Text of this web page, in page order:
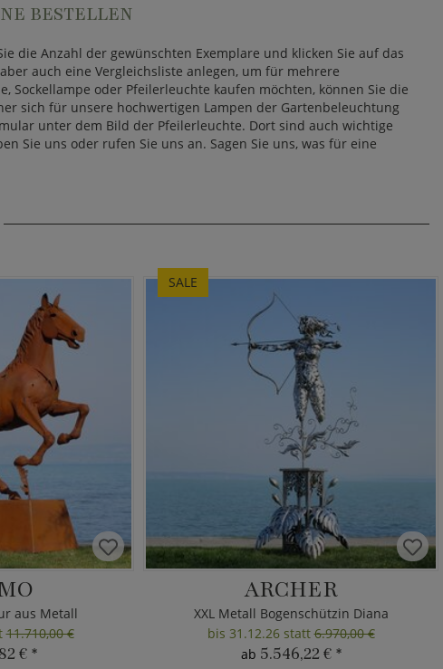
BESTELLEN
die Anzahl der gewünschten Exemplare und klicken Sie auf das
auch eine Vergleichsliste anlegen, um für mehrere
oder Pfeilerleuchte kaufen möchten, können Sie die
sich für unsere hochwertigen Lampen der Gartenbeleuchtung
unter dem Bild der Pfeilerleuchte. Dort sind auch wichtige
Sie uns oder rufen Sie uns an. Sagen Sie uns, was für eine
aus Metall
11.710,00 €
€ *
SALE
ARCHER
XXL Metall Bogenschützin Diana
bis 31.12.26 statt6.970,00 €
ab 5.546,22 € *